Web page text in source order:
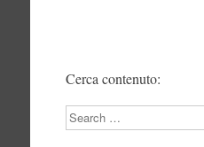
Cerca contenuto:
Search